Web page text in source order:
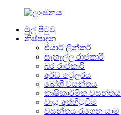
මුල් පිටුව
නිෂ්පාදන
එයාර් ලින්කර්
සැහැල්ලු රාජකාරි
බර රාජකාරි
අර්ධ ට්‍රේලරය
බෝගී වසන්තය
කෘෂිකාර්මික වසන්තය
වායු අත්හිටුවීම
වසන්තය රැගෙන යාම